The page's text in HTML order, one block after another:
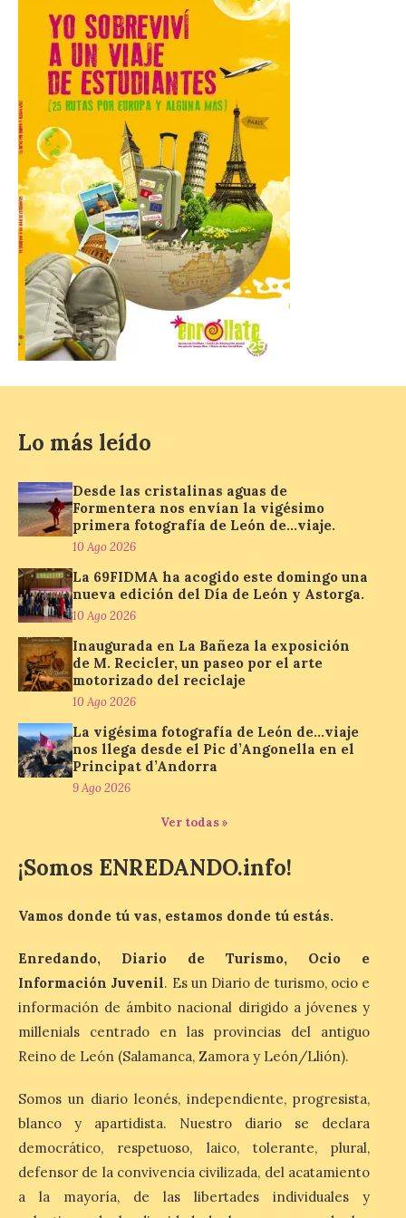
El presidente de la
Diputación de León,
Gerardo Álvarez Courel, y
el vicepresidente Roberto
Aller han participado en el
acto institucional organizado con motivo
del Día de León. Organizada por la
Cámara de Comercio de Gijón, FIDMA es
una feria […]
CIUDEN acoge un nuevo
gran proyecto expositivo
que conecta la obra de
Eduardo Chillida con el
patrimonio industrial
10 Ago 2026
La Térmica Cultural
‘Eduardo Chillida. Pensar
con las manos’, formada
esenciales del arte contemporáneo.
Hierro, vacío y memoria industrial
marcan esta exposición […]
Protección Civil activa la
fase de Preemergencia en
Situación Operativa 1 del
Plan Estatal General de
Emergencias ante los
riesgos potenciales
asociados al eclipse
10 Ago 2026
días antes del eclipse
agosto, que atravesará
que movilizará a varios millones de
personas para disfrutar de este
El Ayuntamiento de
Segovia presenta “Música
para un eclipse”, un
concierto único con
motivo del eclipse de sol
La cita, que se celebrará el
12 de agosto en el
enlosado de la Catedral,
incluye el estreno absoluto
de una composición del
músico segoviano Geni Uñón. Turismo de
Lo más leído
Desde las cristalinas aguas de
Formentera nos envían la vigésimo
primera fotografía de León de…viaje.
10 Ago 2026
La 69FIDMA ha acogido este domingo una
nueva edición del Día de León y Astorga.
10 Ago 2026
Inaugurada en La Bañeza la exposición
de M. Recicler, un paseo por el arte
motorizado del reciclaje
10 Ago 2026
La vigésima fotografía de León de…viaje
nos llega desde el Pic d’Angonella en el
Principat d’Andorra
9 Ago 2026
Ver todas »
¡Somos ENREDANDO.info!
Vamos donde tú vas, estamos donde tú estás.
Enredando, Diario de Turismo, Ocio e
Información Juvenil. Es un Diario de turismo, ocio e
información de ámbito nacional dirigido a jóvenes y
millenials centrado en las provincias del antiguo
Reino de León (Salamanca, Zamora y León/Llión).
Somos un diario leonés, independiente, progresista,
blanco y apartidista. Nuestro diario se declara
democrático, respetuoso, laico, tolerante, plural,
defensor de la convivencia civilizada, del acatamiento
a la mayoría, de las libertades individuales y